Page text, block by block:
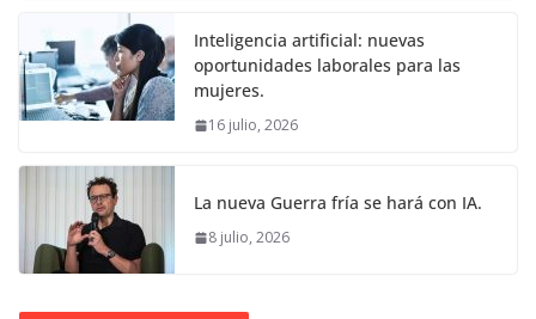
Inteligencia artificial: nuevas
oportunidades laborales para las
mujeres.
16 julio, 2026
La nueva Guerra fría se hará con IA.
8 julio, 2026